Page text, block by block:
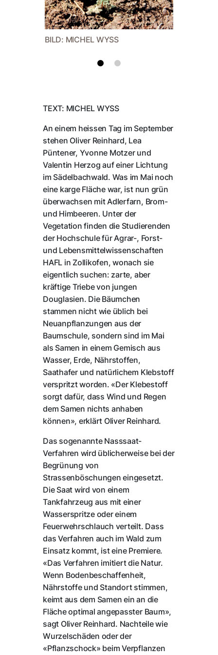
BILD: MICHEL WYSS
TEXT: MICHEL WYSS
An einem heissen Tag im September
stehen Oliver Reinhard, Lea
Püntener, Yvonne Motzer und
Valentin Herzog auf einer Lichtung
im Sädelbachwald. Was im Mai noch
eine karge Fläche war, ist nun grün
überwachsen mit Adlerfarn, Brom-
und Himbeeren. Unter der
Vegetation finden die Studierenden
der Hochschule für Agrar-, Forst-
und Lebensmittelwissenschaften
HAFL in Zollikofen, wonach sie
eigentlich suchen: zarte, aber
kräftige Triebe von jungen
Douglasien. Die Bäumchen
stammen nicht wie üblich bei
Neuanpflanzungen aus der
Baumschule, sondern sind im Mai
als Samen in einem Gemisch aus
Wasser, Erde, Nährstoffen,
Saathafer und natürlichem Klebstoff
verspritzt worden. «Der Klebestoff
sorgt dafür, dass Wind und Regen
dem Samen nichts anhaben
können», erklärt Oliver Reinhard.
Das sogenannte Nasssaat-
Verfahren wird üblicherweise bei der
Begrünung von
Strassenböschungen eingesetzt.
Die Saat wird von einem
Tankfahrzeug aus mit einer
Wasserspritze oder einem
Feuerwehrschlauch verteilt. Dass
das Verfahren auch im Wald zum
Einsatz kommt, ist eine Premiere.
«Das Verfahren imitiert die Natur.
Wenn Bodenbeschaffenheit,
Nährstoffe und Standort stimmen,
keimt aus dem Samen ein an die
Fläche optimal angepasster Baum»,
sagt Oliver Reinhard. Nachteile wie
Wurzelschäden oder der
«Pflanzschock» beim Verpflanzen